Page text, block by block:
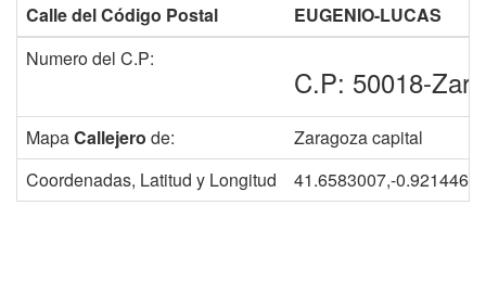
Calle del Código Postal
EUGENIO-LUCAS
Numero del C.P:
C.P: 50018-
MapaCallejero de:
Zaragoza capital
Coordenadas, Latitud y Longitud
41.6583007,-0.9214467